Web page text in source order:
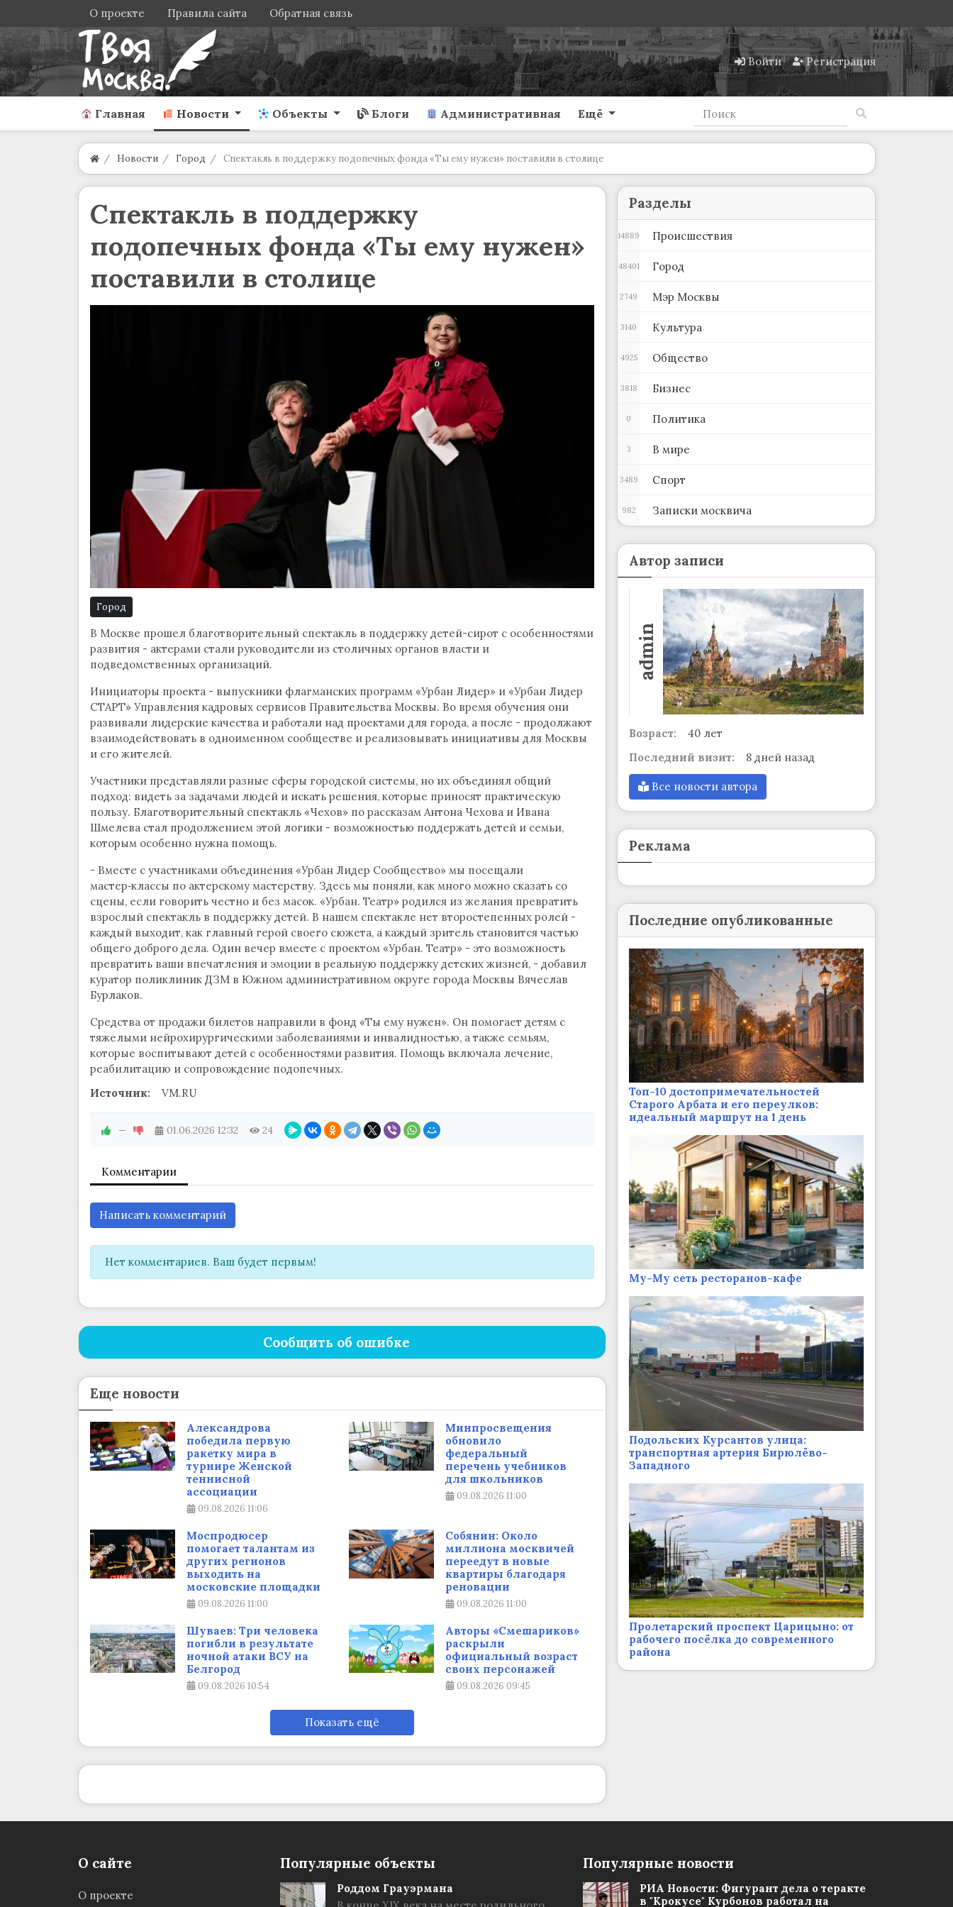
О проекте Правила сайта Обратная связь
Войти Регистрация
Главная Новости Объекты Блоги Административная Ещё
Новости Город Спектакль в поддержку подопечных фонда «Ты ему нужен» поставили в столице
Спектакль в поддержку
подопечных фонда «Ты ему нужен»
поставили в столице
Город
В Москве прошел благотворительный спектакль в поддержку детей-сирот с особенностями
развития - актерами стали руководители из столичных органов власти и
подведомственных организаций.
Инициаторы проекта - выпускники флагманских программ «Урбан Лидер» и «Урбан Лидер
СТАРТ» Управления кадровых сервисов Правительства Москвы. Во время обучения они
развивали лидерские качества и работали над проектами для города, а после - продолжают
взаимодействовать в одноименном сообществе и реализовывать инициативы для Москвы
и его жителей.
Участники представляли разные сферы городской системы, но их объединял общий
подход: видеть за задачами людей и искать решения, которые приносят практическую
пользу. Благотворительный спектакль «Чехов» по рассказам Антона Чехова и Ивана
Шмелева стал продолжением этой логики - возможностью поддержать детей и семьи,
которым особенно нужна помощь.
- Вместе с участниками объединения «Урбан Лидер Сообщество» мы посещали
мастер‑классы по актерскому мастерству. Здесь мы поняли, как много можно сказать со
сцены, если говорить честно и без масок. «Урбан. Театр» родился из желания превратить
взрослый спектакль в поддержку детей. В нашем спектакле нет второстепенных ролей -
каждый выходит, как главный герой своего сюжета, а каждый зритель становится частью
общего доброго дела. Один вечер вместе с проектом «Урбан. Театр» - это возможность
превратить ваши впечатления и эмоции в реальную поддержку детских жизней, - добавил
куратор поликлиник ДЗМ в Южном административном округе города Москвы Вячеслав
Бурлаков.
Средства от продажи билетов направили в фонд «Ты ему нужен». Он помогает детям с
тяжелыми нейрохирургическими заболеваниями и инвалидностью, а также семьям,
которые воспитывают детей с особенностями развития. Помощь включала лечение,
реабилитацию и сопровождение подопечных.
Источник:
VM.RU
— 01.06.2026 12:32 24
Комментарии
Написать комментарий
Нет комментариев. Ваш будет первым!
Сообщить об ошибке
Еще новости
Александрова
победила первую
ракетку мира в
турнире Женской
теннисной
ассоциации
09.08.2026 11:06
Минпросвещения
обновило
федеральный
перечень учебников
для школьников
09.08.2026 11:00
Моспродюсер
помогает талантам из
других регионов
выходить на
московские площадки
09.08.2026 11:00
Собянин: Около
миллиона москвичей
переедут в новые
квартиры благодаря
реновации
09.08.2026 11:00
Шуваев: Три человека
погибли в результате
ночной атаки ВСУ на
Белгород
09.08.2026 10:54
Авторы «Смешариков»
раскрыли
официальный возраст
своих персонажей
09.08.2026 09:45
Показать ещё
Разделы
Происшествия
14889
Город
48401
Мэр Москвы
2749
Культура
3140
Общество
4925
Бизнес
3818
Политика
0
В мире
3
Спорт
3489
Записки москвича
982
Автор записи
admin
Возраст:
40 лет
Последний визит:
8 дней назад
Все новости автора
Реклама
Последние опубликованные
Топ-10 достопримечательностей
Старого Арбата и его переулков:
идеальный маршрут на 1 день
Му-Му сеть ресторанов-кафе
Подольских Курсантов улица:
транспортная артерия Бирюлёво-
Западного
Пролетарский проспект Царицыно: от
рабочего посёлка до современного
района
О сайте
О проекте
Популярные объекты
Роддом Грауэрмана
Популярные новости
РИА Новости: Фигурант дела о теракте
в "Крокусе" Курбонов работал на